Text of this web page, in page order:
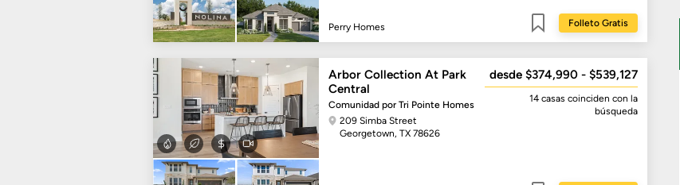
Perry Homes Folleto Gratis
Arbor Collection At Park
Central
Comunidad por Tri Pointe Homes
209 Simba Street
Georgetown, TX 78626
desde $374,990 - $539,127
14 casascoinciden con la
búsqueda